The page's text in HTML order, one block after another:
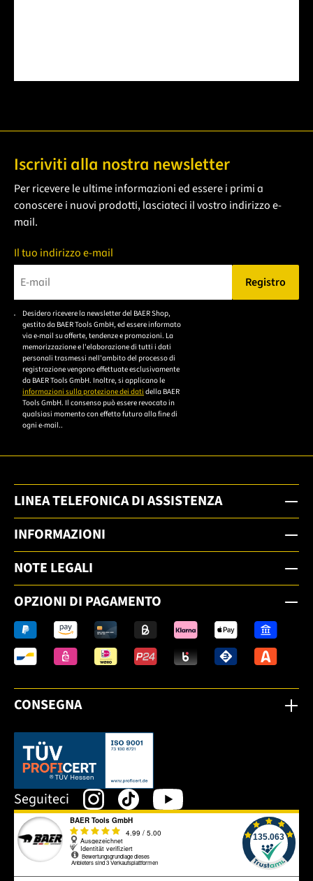
Iscriviti alla nostra newsletter
Per ricevere le ultime informazioni ed essere i primi a
conoscere i nuovi prodotti, lasciateci il vostro indirizzo e-
mail.
Il tuo indirizzo e-mail
Bitte geben Sie eine gültige E-Mail-Adresse ein.
Registro
Desidero ricevere la newsletter del BAER Shop,
gestito da BAER Tools GmbH, ed essere informato
via e-mail su offerte, tendenze e promozioni. La
memorizzazione e l'elaborazione di tutti i dati
personali trasmessi nell'ambito del processo di
registrazione vengono effettuate esclusivamente
da BAER Tools GmbH. Inoltre, si applicano le
informazioni sulla protezione dei dati della BAER
Tools GmbH. Il consenso può essere revocato in
qualsiasi momento con effetto futuro alla fine di
ogni e-mail..
LINEA TELEFONICA DI ASSISTENZA
INFORMAZIONI
NOTE LEGALI
OPZIONI DI PAGAMENTO
CONSEGNA
Dieser Link öffnet sich in einem neuen Tab.
Seguiteci